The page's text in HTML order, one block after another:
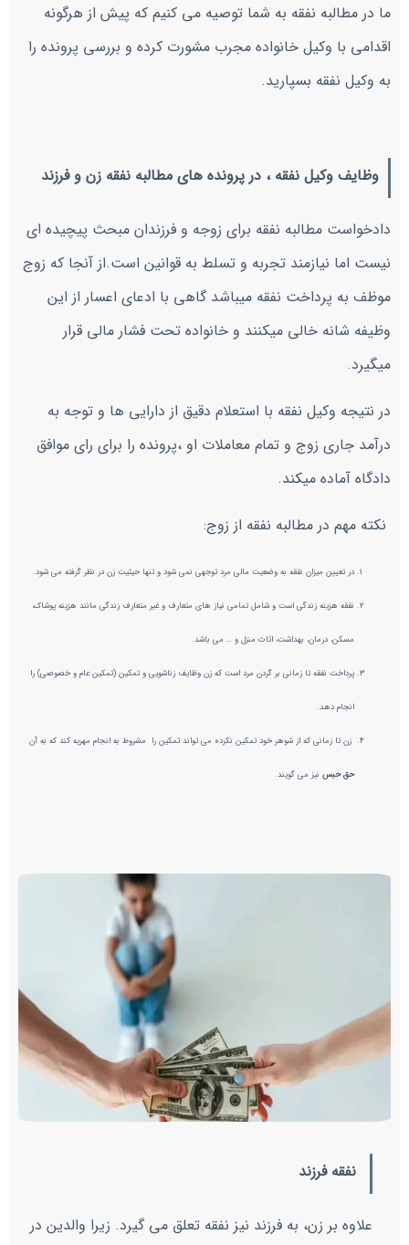
ما در مطالبه نفقه به شما توصیه می کنیم که پیش از هرگونه
اقدامی با وکیل خانواده مجرب مشورت کرده و بررسی پرونده را
به وکیل نفقه بسپارید.
وظایف وکیل نفقه ، در پرونده های مطالبه نفقه زن و فرزند
دادخواست مطالبه نفقه برای زوجه و فرزندان مبحث پیچیده ای
نیست اما نیازمند تجربه و تسلط به قوانین است.از آنجا که زوج
موظف به پرداخت نفقه میباشد گاهی با ادعای اعسار از این
وظیفه شانه خالی میکنند و خانواده تحت فشار مالی قرار
میگیرد.
در نتیجه وکیل نفقه با استعلام دقیق از دارایی ها و توجه به
درآمد جاری زوج و تمام معاملات او ،پرونده را برای رای موافق
دادگاه آماده میکند.
نکته مهم در مطالبه نفقه از زوج:
در تعیین میزان نفقه به وضعیت مالی مرد توجهی نمی شود و تنها حیثیت زن در نظر گرفته می شود.
نفقه هزینه زندگی است و شامل تمامی نیاز های متعارف و غیر متعارف زندگی مانند هزینه پوشاک،
مسکن، درمان، بهداشت، اثاث منزل و … می باشد.
پرداخت نفقه تا زمانی بر گردن مرد است که زن وظایف زناشویی و تمکین (تمکین عام و خصوصی) را
انجام دهد.
زن تا زمانی که از شوهر خود تمکین نکرده می تواند تمکین را مشروط به انجام مهریه کند که به آن
حق حبس نیز می گویند.
نفقه فرزند
علاوه بر زن، به فرزند نیز نفقه تعلق می گیرد. زیرا والدین در